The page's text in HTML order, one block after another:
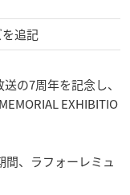
追記
の7周年を記念し、
EXHIBITIO
間、ラフォーレミュ